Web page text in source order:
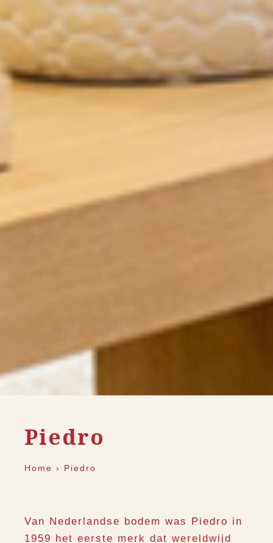
Piedro
Home › Piedro
Van Nederlandse bodem was Piedro in
1959 het eerste merk dat wereldwijd